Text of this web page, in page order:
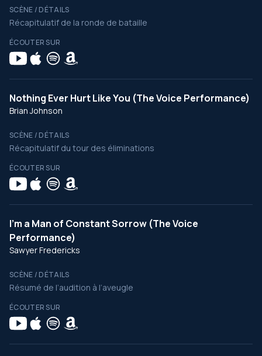
SCÈNE / DÉTAILS
Récapitulatif de la ronde de bataille
ÉCOUTER SUR
Nothing Ever Hurt Like You (The Voice Performance)
Brian Johnson
SCÈNE / DÉTAILS
Récapitulatif du tour des éliminations
ÉCOUTER SUR
I’m a Man of Constant Sorrow (The Voice
Performance)
Sawyer Fredericks
SCÈNE / DÉTAILS
Résumé de l’audition à l’aveugle
ÉCOUTER SUR